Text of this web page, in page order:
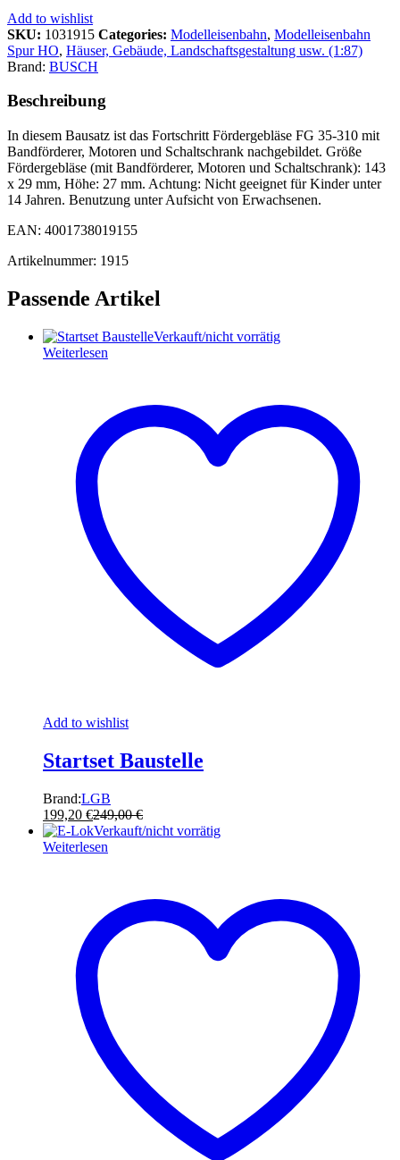
Add to wishlist
SKU: 1031915 Categories: Modelleisenbahn, Modelleisenbahn
Spur HO, Häuser, Gebäude, Landschaftsgestaltung usw. (1:87)
Brand: BUSCH
Beschreibung
In diesem Bausatz ist das Fortschritt Fördergebläse FG 35-310 mit
Bandförderer, Motoren und Schaltschrank nachgebildet. Größe
Fördergebläse (mit Bandförderer, Motoren und Schaltschrank): 143
x 29 mm, Höhe: 27 mm. Achtung: Nicht geeignet für Kinder unter
14 Jahren. Benutzung unter Aufsicht von Erwachsenen.
EAN: 4001738019155
Artikelnummer: 1915
Passende Artikel
Verkauft/nicht vorrätig
Weiterlesen
Add to wishlist
Startset Baustelle
Brand:LGB
199,20 €249,00€
Verkauft/nicht vorrätig
Weiterlesen